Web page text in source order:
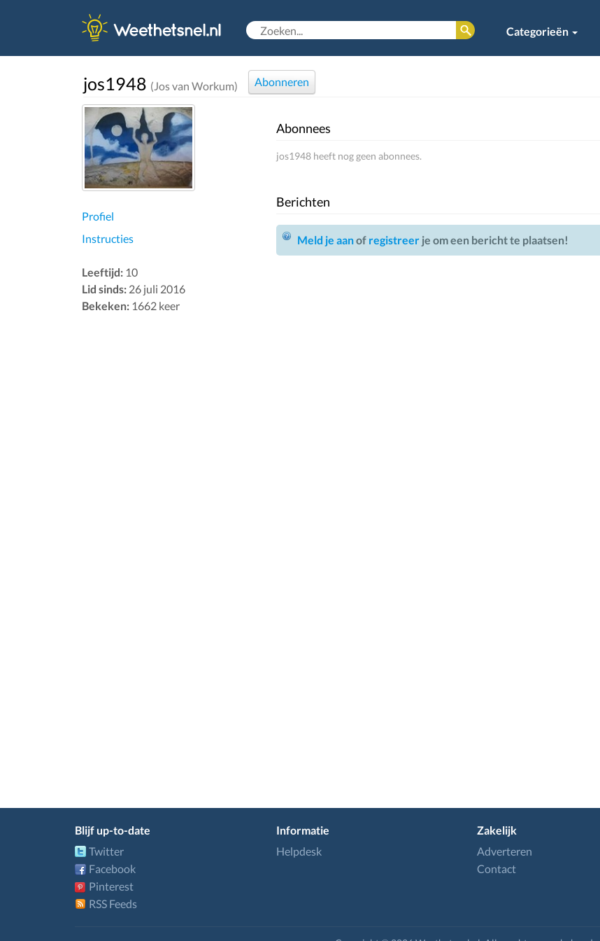
Categorieën
jos1948 (Jos van Workum) Abonneren
Profiel
Instructies
Leeftijd: 10
Lid sinds: 26 juli 2016
Bekeken: 1662 keer
Abonnees
jos1948 heeft nog geen abonnees.
Berichten
Meld je aanof registreerje om een bericht te plaatsen!
Blijf up-to-date
Twitter
Facebook
Pinterest
RSS Feeds
Informatie
Helpdesk
Zakelijk
Adverteren
Contact